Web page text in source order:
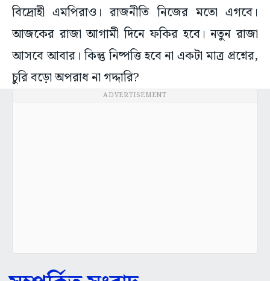
আজকের রাজা আগামী দিনে ফকির হবে। নতুন রাজা
আসবে আবার। কিন্তু নিষ্পত্তি হবে না একটা মাত্র প্রশ্নের,
চুরি বড়ো অপরাধ না গদ্দারি?
ADVERTISEMENT